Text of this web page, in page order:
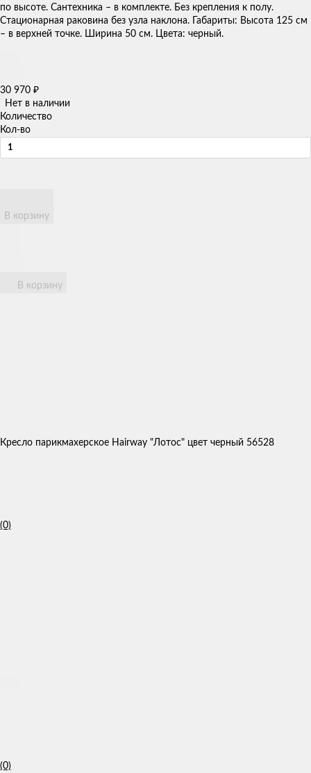
по высоте. Сантехника – в комплекте. Без крепления к полу.
Стационарная раковина без узла наклона. Габариты: Высота 125 см
– в верхней точке. Ширина 50 см. Цвета: черный.
30 970 ₽
Нет в наличии
Количество
Кол-во
В корзину
В корзину
Кресло парикмахерское Hairway "Лотос" цвет черный 56528
(0)
(0)